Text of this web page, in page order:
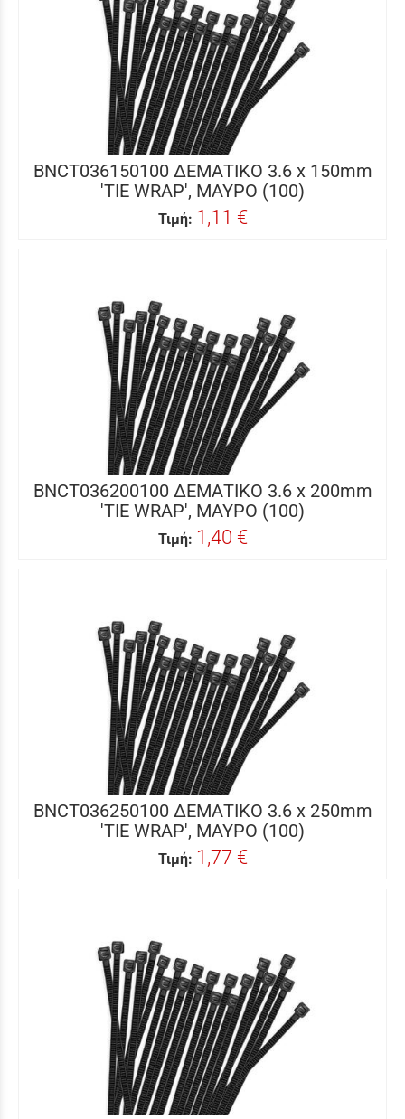
BNCT036150100 ΔΕΜΑΤΙΚΟ 3.6 x 150mm
'TIE WRAP', ΜΑΥΡΟ (100)
Τιμή: 1,11 €
BNCT036200100 ΔΕΜΑΤΙΚΟ 3.6 x 200mm
'TIE WRAP', ΜΑΥΡΟ (100)
Τιμή: 1,40 €
BNCT036250100 ΔΕΜΑΤΙΚΟ 3.6 x 250mm
'TIE WRAP', ΜΑΥΡΟ (100)
Τιμή: 1,77 €